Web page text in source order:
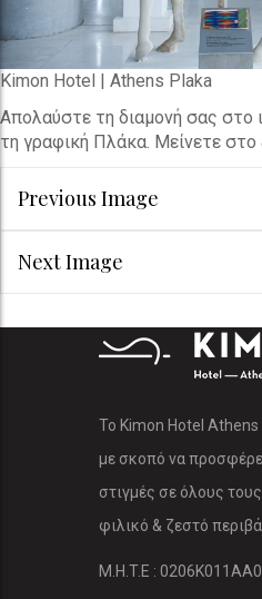
Kimon Hotel | Athens Plaka
Απολαύστε τη διαμονή σας στο
τη γραφική Πλάκα. Μείνετε στο
Previous Image
Next Image
Το Kimon Hotel Athens
με σκοπό να
στιγμές σε όλους
φιλικό & ζεστό
M.H.T.E :